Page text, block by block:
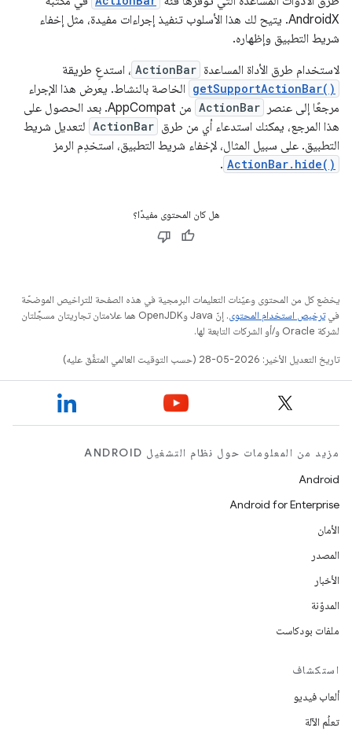
AndroidX. يتيح لك هذا الأسلوب تنفيذ إجراءات مفيدة، مثل إخفاء
شريط التطبيق وإظهاره.
لاستخدام طرق الأداة المساعدة ActionBar ، استدعِ طريقة
getSupportActionBar() الخاصة بالنشاط. يعرض هذا الإجراء
مرجعًا إلى عنصر
ActionBar
من AppCompat. بعد الحصول على
هذا المرجع، يمكنك استدعاء أي من طرق ActionBar لتعديل شريط
التطبيق. على سبيل المثال، لإخفاء شريط التطبيق، استخدِم الرمز
ActionBar.hide()
.
هل كان المحتوى مفيدًا؟
يخضع كل من المحتوى وعيّنات التعليمات البرمجية في هذه الصفحة للتراخيص الموضحّة
فيترخيص استخدام المحتوى
. إنّ Java وOpenJDK هما علامتان تجاريتان مسجَّلتان
لشركة Oracle و/أو الشركات التابعة لها.
تاريخ التعديل الأخير: 2026-05-28 (حسب التوقيت العالمي المتفَّق عليه)
مزيد من المعلومات حول نظام التشغيل ANDROID
Android
Android for Enterprise
الأمان
المصدر
الأخبار
المدوّنة
ملفات بودكاست
استكشاف
ألعاب فيديو
تعلُم الآلة